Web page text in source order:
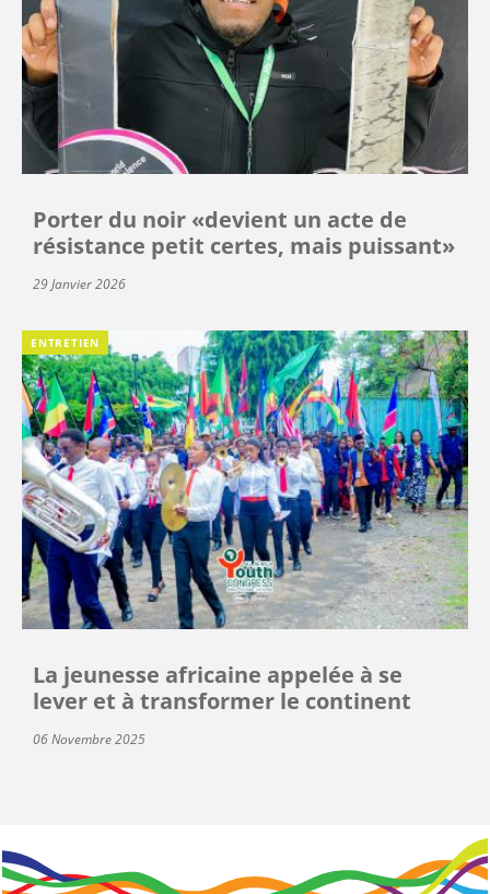
Porter du noir «devient un acte de
résistance petit certes, mais puissant»
29 Janvier 2026
ENTRETIEN
La jeunesse africaine appelée à se
lever et à transformer le continent
06 Novembre 2025